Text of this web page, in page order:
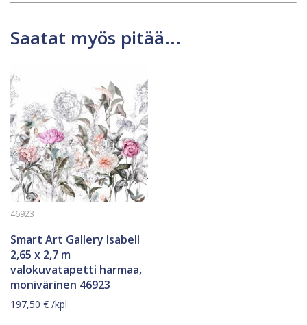
Saatat myös pitää...
Smart Art Gallery Isabell
2,65 x 2,7 m
valokuvatapetti harmaa,
monivärinen 46923
46923
197,50 € /kpl